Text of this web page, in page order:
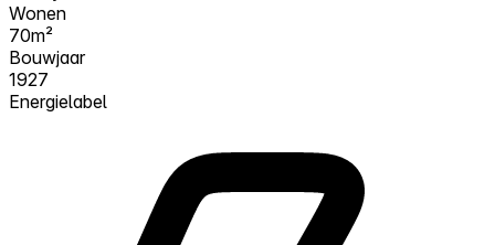
Wonen
70m²
Bouwjaar
1927
Energielabel